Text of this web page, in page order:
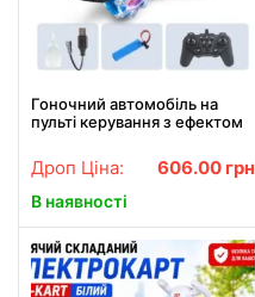
Гоночний автомобіль на
пульті керування з ефектом
звуковими ефектами 21016
Синій
Дроп Ціна: 606.00 грн
В наявності